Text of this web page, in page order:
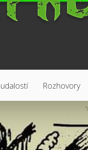
Rozhovory